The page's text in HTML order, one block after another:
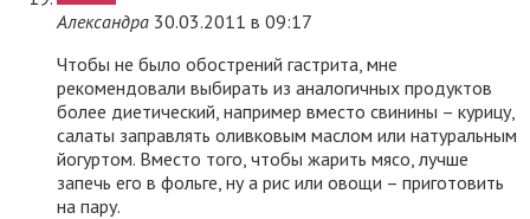
Александра 30.03.2011 в 09:17
Чтобы не было обострений гастрита, мне
рекомендовали выбирать из аналогичных продуктов
более диетический, например вместо свинины – курицу,
салаты заправлять оливковым маслом или натуральным
йогуртом. Вместо того, чтобы жарить мясо, лучше
запечь его в фольге, ну а рис или овощи – приготовить
на пару.